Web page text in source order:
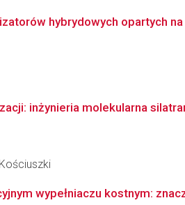
hybrydowych opartych
inżynieria molekularna
wypełniaczu kostnym: